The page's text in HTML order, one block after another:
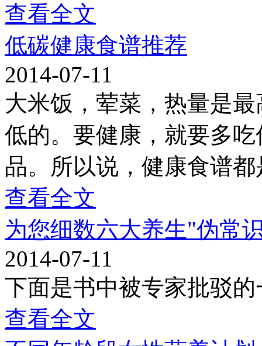
查看全文
低碳健康食谱推荐
2014-07-11
大米饭，荤菜，热量是
低的。要健康，就要多
品。所以说，健康食谱
查看全文
为您细数六大养生"伪常
2014-07-11
下面是书中被专家批驳的
查看全文